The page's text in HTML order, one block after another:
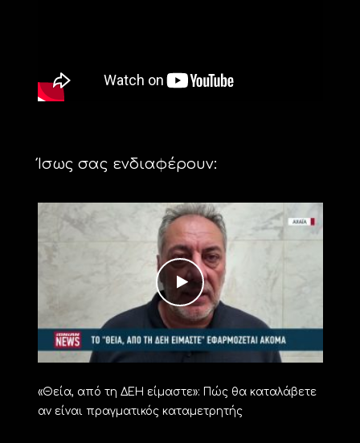
Ίσως σας ενδιαφέρουν:
«Θεία, από τη ΔΕΗ είμαστε»: Πώς θα καταλάβετε
αν είναι πραγματικός καταμετρητής